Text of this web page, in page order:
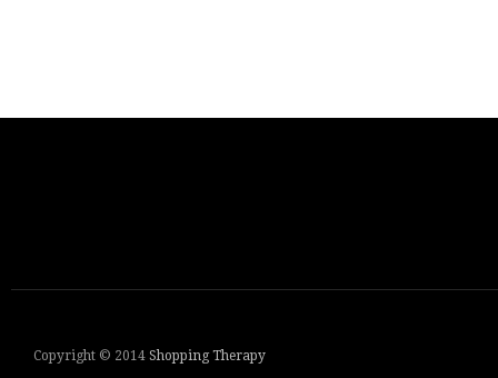
Copyright © 2014 Shopping Therapy